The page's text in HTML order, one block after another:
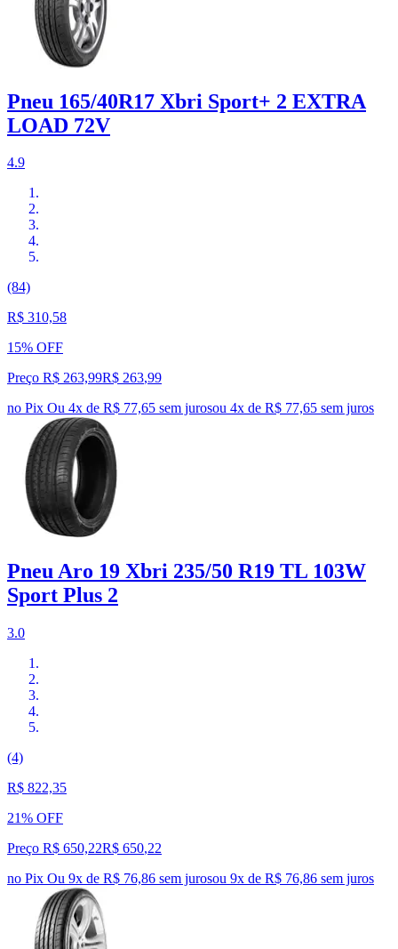
Pneu 165/40R17 Xbri Sport+ 2 EXTRA
LOAD 72V
4.9
(84)
R$ 310,58
15% OFF
Preço R$ 263,99R$ 263,99
no Pix Ou 4x de R$ 77,65 sem jurosou 4x de R$ 77,65 sem juros
Pneu Aro 19 Xbri 235/50 R19 TL 103W
Sport Plus 2
3.0
(4)
R$ 822,35
21% OFF
Preço R$ 650,22R$ 650,22
no Pix Ou 9x de R$ 76,86 sem jurosou 9x de R$ 76,86 sem juros